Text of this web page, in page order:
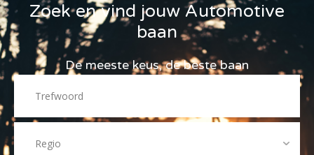
Zoek en vind jouw Automotive
baan
De meeste keus, de beste baan